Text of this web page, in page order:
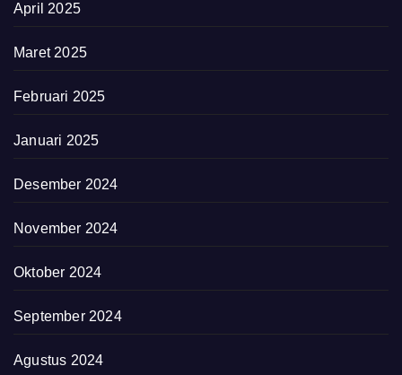
April 2025
Maret 2025
Februari 2025
Januari 2025
Desember 2024
November 2024
Oktober 2024
September 2024
Agustus 2024